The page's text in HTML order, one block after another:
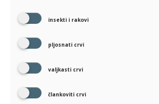
insekti i rakovi
pljosnati crvi
valjkasti crvi
člankoviti crvi